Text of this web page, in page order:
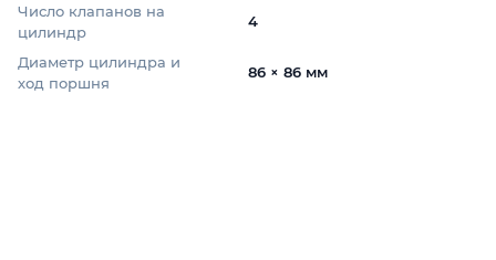
Число клапанов на
цилиндр
4
Диаметр цилиндра и
ход поршня
86 × 86 мм